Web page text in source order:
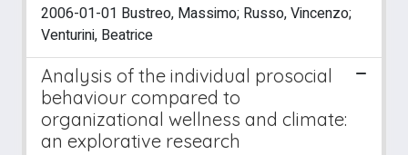
2006-01-01 Bustreo, Massimo; Russo, Vincenzo;
Venturini, Beatrice
Analysis of the individual prosocial
behaviour compared to
organizational wellness and climate:
an explorative research